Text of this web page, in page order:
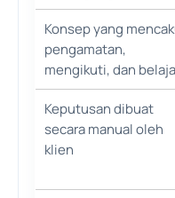
Konsep yang
pengamatan,
mengikuti, dan
Keputusan dibuat
secara manual oleh
klien